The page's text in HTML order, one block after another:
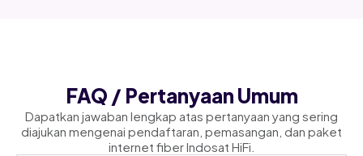
FAQ / Pertanyaan Umum
Dapatkan jawaban lengkap atas pertanyaan yang sering
diajukan mengenai pendaftaran, pemasangan, dan paket
internet fiber Indosat HiFi.